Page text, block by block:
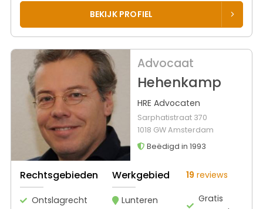
BEKIJK PROFIEL
Advocaat
Hehenkamp
HRE Advocaten
Sarphatistraat 370
1018 GW Amsterdam
Beëdigd in 1993
Rechtsgebieden
Ontslagrecht
Werkgebied
Lunteren
19 reviews
Gratis